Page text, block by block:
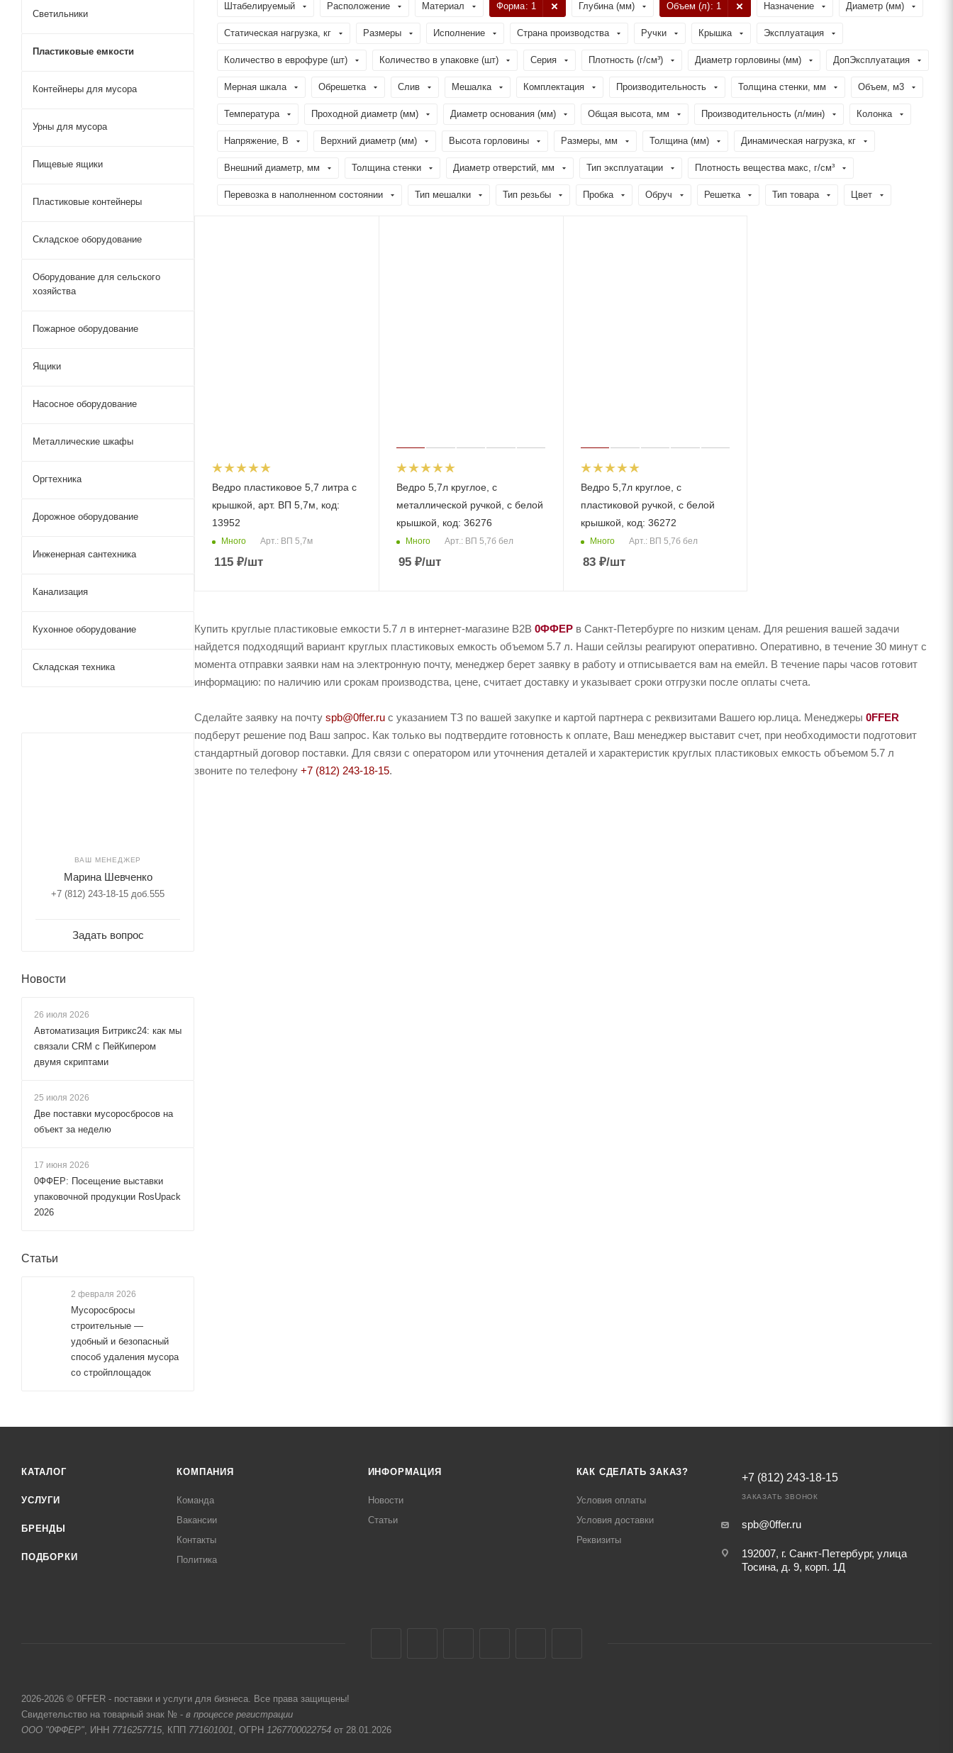
Штабелируемый Расположение Материал Форма: 1 Глубина (мм) Объем (л): 1 Назначение Диаметр (мм)
Статическая нагрузка, кг Размеры Исполнение Страна производства Ручки Крышка Эксплуатация
Количество в еврофуре (шт) Количество в упаковке (шт) Серия Плотность (г/см³) Диаметр горловины (мм) ДопЭксплуатация
Мерная шкала Обрешетка Слив Мешалка Комплектация Производительность Толщина стенки, мм Объем, м3
Температура Проходной диаметр (мм) Диаметр основания (мм) Общая высота, мм Производительность (л/мин) Колонка
Напряжение, В Верхний диаметр (мм) Высота горловины Размеры, мм Толщина (мм) Динамическая нагрузка, кг
Внешний диаметр, мм Толщина стенки Диаметр отверстий, мм Тип эксплуатации Плотность вещества макс, г/см³
Перевозка в наполненном состоянии Тип мешалки Тип резьбы Пробка Обруч Решетка Тип товара Цвет
Ведро пластиковое 5,7 литра с
крышкой, арт. ВП 5,7м, код:
13952
Много Арт.: ВП 5,7м
115 ₽/шт
Ведро 5,7л круглое, с
металлической ручкой, с белой
крышкой, код: 36276
Много Арт.: ВП 5,7б бел
95₽/шт
Ведро 5,7л круглое, с
пластиковой ручкой, с белой
крышкой, код: 36272
Много Арт.: ВП 5,7б бел
83₽/шт
Купить круглые пластиковые емкости 5.7 л в интернет-магазине B2B 0ФФЕР в Санкт-Петербурге по низким ценам. Для решения вашей задачи
найдется подходящий вариант круглых пластиковых емкость объемом 5.7 л. Наши сейлзы реагируют оперативно. Оперативно, в течение 30 минут с
момента отправки заявки нам на электронную почту, менеджер берет заявку в работу и отписывается вам на емейл. В течение пары часов готовит
информацию: по наличию или срокам производства, цене, считает доставку и указывает сроки отгрузки после оплаты счета.
Сделайте заявку на почту spb@0ffer.ru с указанием ТЗ по вашей закупке и картой партнера с реквизитами Вашего юр.лица. Менеджеры 0FFER
подберут решение под Ваш запрос. Как только вы подтвердите готовность к оплате, Ваш менеджер выставит счет, при необходимости подготовит
стандартный договор поставки. Для связи с оператором или уточнения деталей и характеристик круглых пластиковых емкость объемом 5.7 л
звоните по телефону +7 (812) 243-18-15.
Светильники
Пластиковые емкости
Контейнеры для мусора
Урны для мусора
Пищевые ящики
Пластиковые контейнеры
Складское оборудование
Оборудование для сельского
хозяйства
Пожарное оборудование
Ящики
Насосное оборудование
Металлические шкафы
Оргтехника
Дорожное оборудование
Инженерная сантехника
Канализация
Кухонное оборудование
Складская техника
ВАШ МЕНЕДЖЕР
Марина Шевченко
+7 (812) 243-18-15 доб.555
Задать вопрос
Новости
26 июля 2026
Автоматизация Битрикс24: как мы
связали CRM с ПейКипером
двумя скриптами
25 июля 2026
Две поставки мусоросбросов на
объект за неделю
17 июня 2026
0ФФЕР: Посещение выставки
упаковочной продукции RosUpack
2026
Статьи
2 февраля 2026
Мусоросбросы
строительные —
удобный и безопасный
способ удаления мусора
со стройплощадок
КАТАЛОГ
УСЛУГИ
БРЕНДЫ
ПОДБОРКИ
КОМПАНИЯ
Команда
Вакансии
Контакты
Политика
ИНФОРМАЦИЯ
Новости
Статьи
КАК СДЕЛАТЬ ЗАКАЗ?
Условия оплаты
Условия доставки
Реквизиты
+7 (812) 243-18-15
ЗАКАЗАТЬ ЗВОНОК
spb@0ffer.ru
192007, г. Санкт-Петербург, улица
Тосина, д. 9, корп. 1Д
2026-2026 © 0FFER - поставки и услуги для бизнеса. Все права защищены!
Свидетельство на товарный знак № - в процессе регистрации
ООО "0ФФЕР", ИНН 7716257715, КПП 771601001, ОГРН 1267700022754 от 28.01.2026